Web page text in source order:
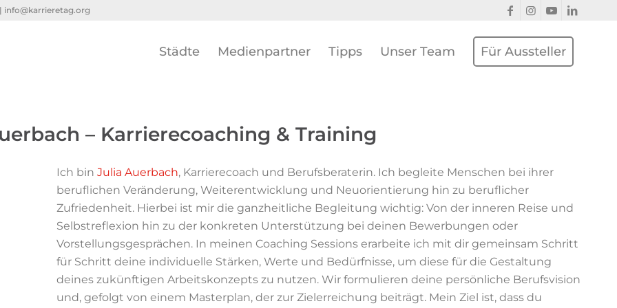
info@karrieretag.org
Städte Medienpartner Tipps Unser Team Für Aussteller
– Karrierecoaching & Training
Ich bin Julia Auerbach, Karrierecoach und Berufsberaterin. Ich begleite Menschen bei ihrer
beruflichen Veränderung, Weiterentwicklung und Neuorientierung hin zu beruflicher
Zufriedenheit. Hierbei ist mir die ganzheitliche Begleitung wichtig: Von der inneren Reise und
Selbstreflexion hin zu der konkreten Unterstützung bei deinen Bewerbungen oder
Vorstellungsgesprächen. In meinen Coaching Sessions erarbeite ich mit dir gemeinsam Schritt
für Schritt deine individuelle Stärken, Werte und Bedürfnisse, um diese für die Gestaltung
deines zukünftigen Arbeitskonzepts zu nutzen. Wir formulieren deine persönliche Berufsvision
und, gefolgt von einem Masterplan, der zur Zielerreichung beiträgt. Mein Ziel ist, dass du